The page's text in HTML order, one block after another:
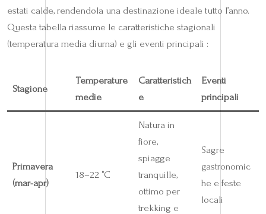
estati calde, rendendola una destinazione ideale tutto l’anno.
Questa tabella riassume le caratteristiche stagionali
(temperatura media diurna) e gli eventi principali :
Stagione
Temperature
medie
Caratteristich
e
Eventi
principali
Primavera
(mar-apr)
18–22 °C
Natura in
fiore,
spiagge
tranquille,
ottimo per
trekking e
Sagre
gastronomic
he e feste
locali